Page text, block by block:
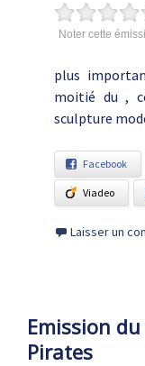
Noter cette
plus
moitié du ,
sculpture
Facebook
Viadeo
Laisser un
Emission
Pirates